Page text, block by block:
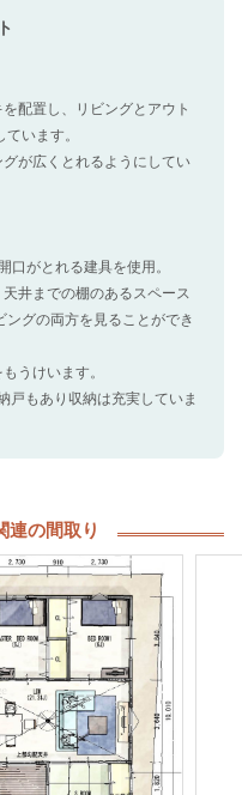
配置し、リビングとアウト
います。
が広くとれるようにしてい
口がとれる建具を使用。
井までの棚のあるスペース
ングの両方を見ることができ
うけいます。
戸もあり収納は充実していま
連の間取り